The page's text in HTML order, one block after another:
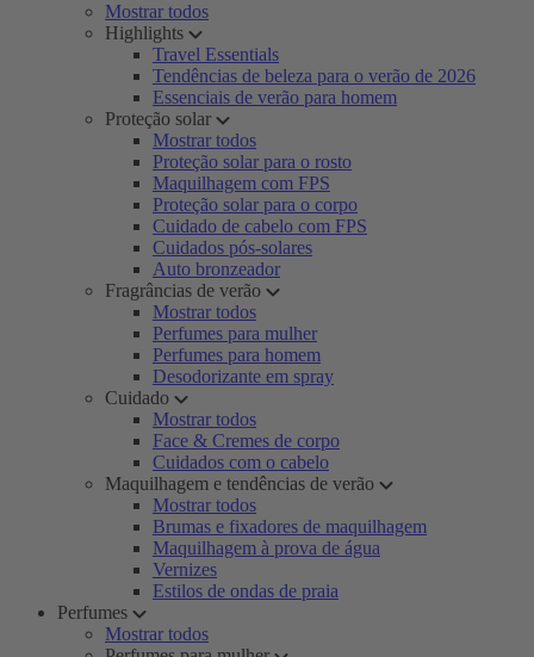
Mostrar todos
Highlights
Travel Essentials
Tendências de beleza para o verão de 2026
Essenciais de verão para homem
Proteção solar
Mostrar todos
Proteção solar para o rosto
Maquilhagem com FPS
Proteção solar para o corpo
Cuidado de cabelo com FPS
Cuidados pós-solares
Auto bronzeador
Fragrâncias de verão
Mostrar todos
Perfumes para mulher
Perfumes para homem
Desodorizante em spray
Cuidado
Mostrar todos
Face & Cremes de corpo
Cuidados com o cabelo
Maquilhagem e tendências de verão
Mostrar todos
Brumas e fixadores de maquilhagem
Maquilhagem à prova de água
Vernizes
Estilos de ondas de praia
Perfumes
Mostrar todos